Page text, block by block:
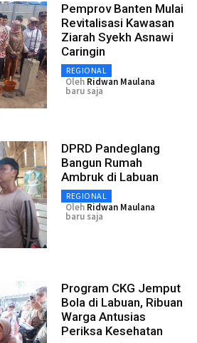
Pemprov Banten Mulai
Revitalisasi Kawasan
Ziarah Syekh Asnawi
Caringin
REGIONAL
Oleh Ridwan Maulana
baru saja
DPRD Pandeglang
Bangun Rumah
Ambruk di Labuan
REGIONAL
Oleh Ridwan Maulana
baru saja
Program CKG Jemput
Bola di Labuan, Ribuan
Warga Antusias
Periksa Kesehatan